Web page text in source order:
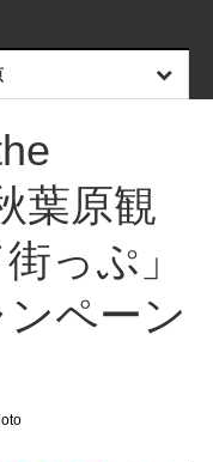
葉原観
っぷ」
ペーン